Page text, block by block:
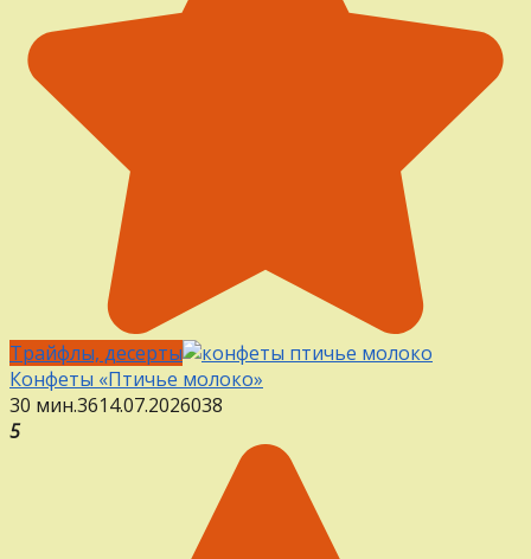
Трайфлы, десерты
Конфеты «Птичье молоко»
30 мин.3614.07.2026038
5